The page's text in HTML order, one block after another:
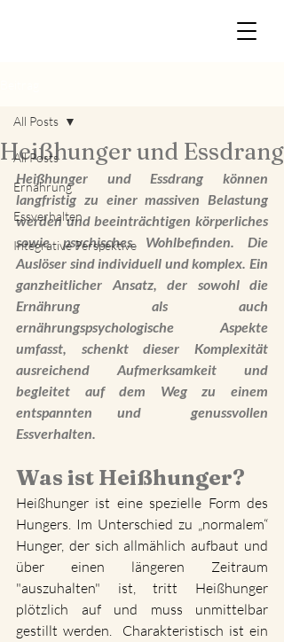
All Posts
Ernährung
Essverhalten
Integrative Perspektive
All Posts
Heißhunger und Essdrang
Heißhunger und Essdrang können
langfristig zu einer massiven Belastung
werden und beeinträchtigen körperliches
sowie psychisches Wohlbefinden. Die
Auslöser sind individuell und komplex. Ein
ganzheitlicher Ansatz, der sowohl die
Ernährung als auch
ernährungspsychologische Aspekte
umfasst, schenkt dieser Komplexität
ausreichend Aufmerksamkeit und
begleitet auf dem Weg zu einem
entspannten und  genussvollen
Essverhalten.
Was ist Heißhunger?
Heißhunger ist eine spezielle Form des
Hungers. Im Unterschied zu „normalem“
Hunger, der sich allmählich aufbaut und
über einen längeren Zeitraum
"auszuhalten" ist, tritt Heißhunger
plötzlich auf und muss unmittelbar
gestillt werden.  Charakteristisch ist ein